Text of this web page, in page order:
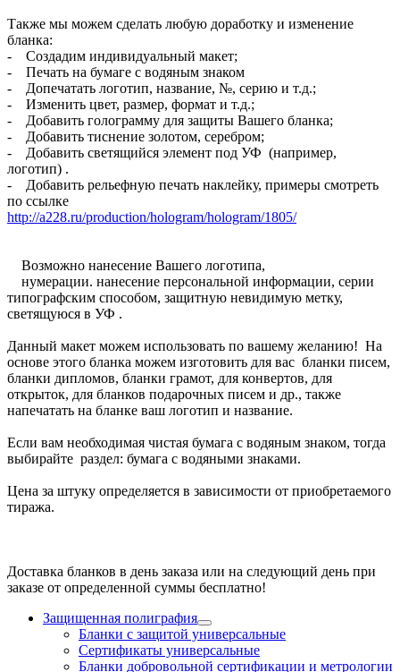
Также мы можем сделать любую доработку и изменение
бланка:
- Создадим индивидуальный макет;
- Печать на бумаге с водяным знаком
- Допечатать логотип, название, №, серию и т.д.;
- Изменить цвет, размер, формат и т.д.;
- Добавить голограмму для защиты Вашего бланка;
- Добавить тиснение золотом, серебром;
- Добавить светящийся элемент под УФ (например,
логотип) .
- Добавить рельефную печать наклейку, примеры смотреть
по ссылке
http://a228.ru/production/hologram/hologram/1805/
Возможно нанесение Вашего логотипа,
нумерации. нанесение персональной информации, серии
типографским способом, защитную невидимую метку,
светящуюся в УФ .
Данный макет можем использовать по вашему желанию! На
основе этого бланка можем изготовить для вас бланки писем,
бланки дипломов, бланки грамот, для конвертов, для
открыток, для бланков подарочных писем и др., также
напечатать на бланке ваш логотип и название.
Если вам необходимая чистая бумага с водяным знаком, тогда
выбирайте раздел: бумага с водяными знаками.
Цена за штуку определяется в зависимости от приобретаемого
тиража.
Доставка бланков в день заказа или на следующий день при
заказе от определенной суммы бесплатно!
Защищенная полиграфия
Бланки с защитой универсальные
Сертификаты универсальные
Бланки добровольной сертификации и метрологии